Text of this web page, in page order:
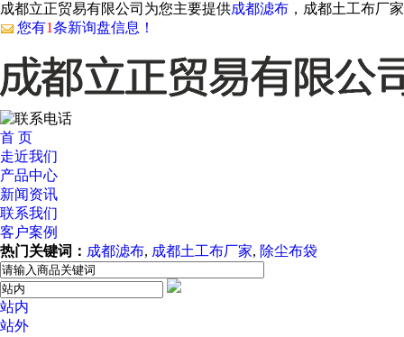
成都立正贸易有限公司为您主要提供成都滤布 ，成都土工布厂
您有1条新询盘信息！
首 页
走近我们
产品中心
新闻资讯
联系我们
客户案例
热门关键词： 成都滤布, 成都土工布厂家, 除尘布袋
站内
站外